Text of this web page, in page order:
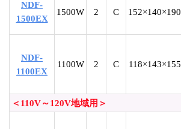
NDF-
1500EX
1500W 2 C 152×140×190
NDF-
1100EX
1100W 2 C 118×143×155
＜110V～120V地域用＞